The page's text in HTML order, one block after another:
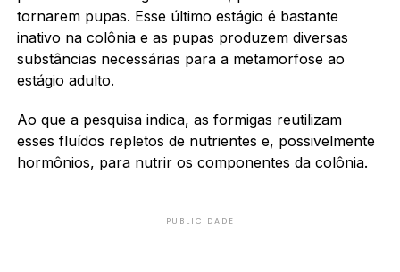
tornarem pupas. Esse último estágio é bastante
inativo na colônia e as pupas produzem diversas
substâncias necessárias para a metamorfose ao
estágio adulto.
Ao que a pesquisa indica, as formigas reutilizam
esses fluídos repletos de nutrientes e, possivelmente
hormônios, para nutrir os componentes da colônia.
PUBLICIDADE